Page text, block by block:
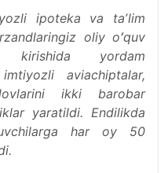
ipoteka va taʼlim
oliy oʻquv
kirishida yordam
aviachiptalar,
ikki barobar
yaratildi. Endilikda
har oy 50